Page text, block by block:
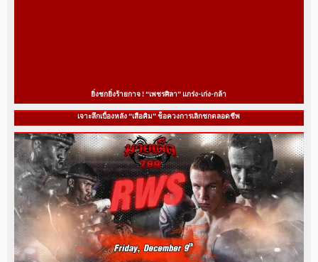
ยิ่งชกยิ่งร้ายกาจ ! “เพชรศิลา” แกร่ง-เก่ง-กล้า
เจาะลึกเบื้องหลัง “เสือคิม” ช็อควงการเลิกชกตลอดชีพ